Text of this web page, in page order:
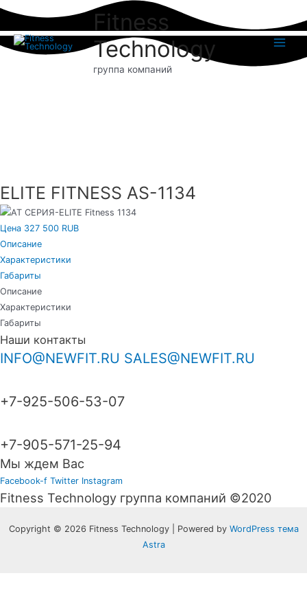
Перейти
содержимому
Fitness
Technology
группа компаний
ELITE FITNESS AS-1134
Цена 327 500 RUB
Описание
Характеристики
Габариты
Описание
Характеристики
Габариты
Наши контакты
INFO@NEWFIT.RU SALES@NEWFIT.RU
+7-925-506-53-07
+7-905-571-25-94
Мы ждем Вас
Facebook-f Twitter Instagram
Fitness Technology группа компаний ©2020
Copyright © 2026 Fitness Technology | Powered by WordPress тема
Astra